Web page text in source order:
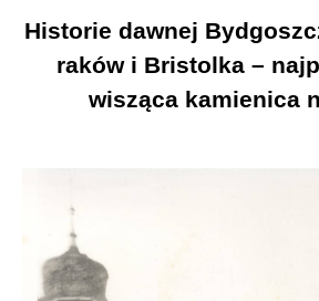
Historie dawnej
raków i Bristolka –
wisząca kamienica